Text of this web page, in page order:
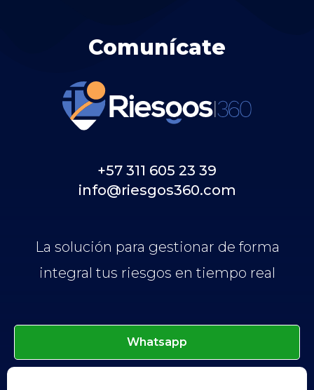
Comunícate
+57 311 605 23 39
info@riesgos360.com
La solución para gestionar de forma
integral tus riesgos en tiempo real
Whatsapp